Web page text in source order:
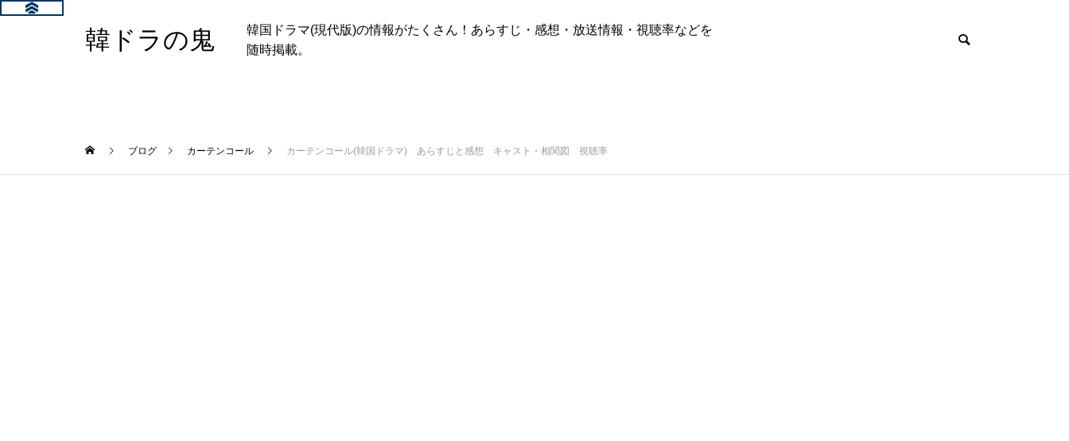
韓ドラの鬼
韓国ドラマ(現代版)の情報がたくさん！あらすじ・感想・放送情報・視聴率などを
随時掲載。
ブログ カーテンコール カーテンコール(韓国ドラマ) あらすじと感想 キャスト・相関図 視聴率